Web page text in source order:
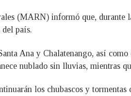
(MARN) informó que, durante
del país.
Ana y Chalatenango, así
nublado sin lluvias, mientras
los chubascos y